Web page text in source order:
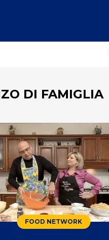
DI FAMIGLIA
FOOD NETWORK